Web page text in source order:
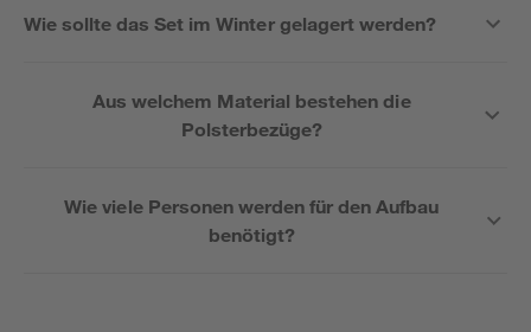
Wie sollte das Set im Winter gelagert werden?
Aus welchem Material bestehen die
Polsterbezüge?
Wie viele Personen werden für den Aufbau
benötigt?